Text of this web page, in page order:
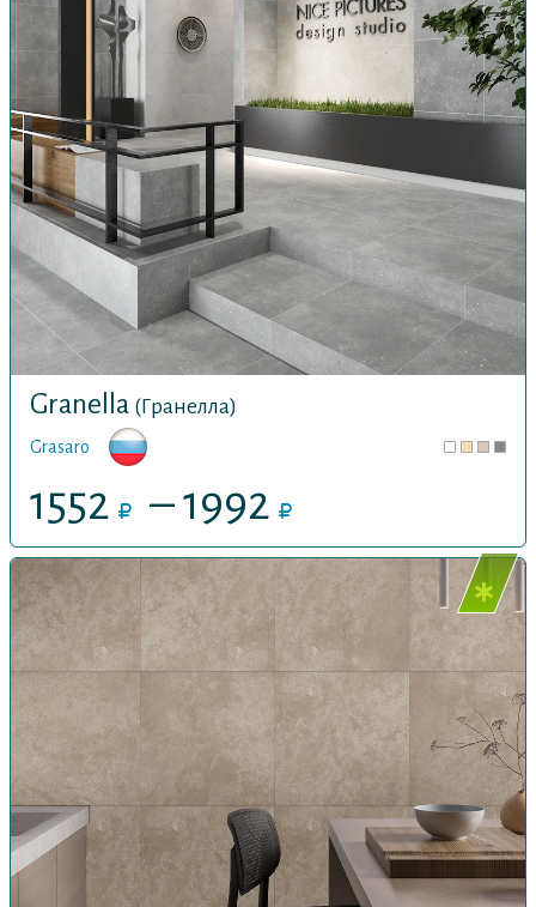
Granella (Гранелла)
Grasaro
1552 – 1992